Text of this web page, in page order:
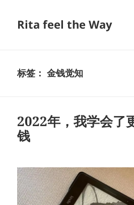
Rita feel the Way
标签：金钱觉知
2022年，我学会了
钱